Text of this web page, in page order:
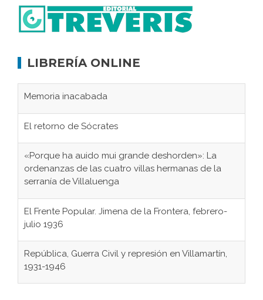
LIBRERÍA ONLINE
Memoria inacabada
El retorno de Sócrates
«Porque ha auido mui grande deshorden»: La
ordenanzas de las cuatro villas hermanas de la
serranía de Villaluenga
El Frente Popular. Jimena de la Frontera, febrero-
julio 1936
República, Guerra Civil y represión en Villamartín,
1931-1946